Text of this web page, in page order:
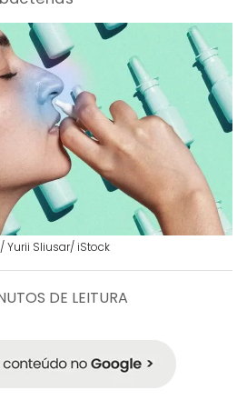
Yurii Sliusar/ iStock
DE LEITURA